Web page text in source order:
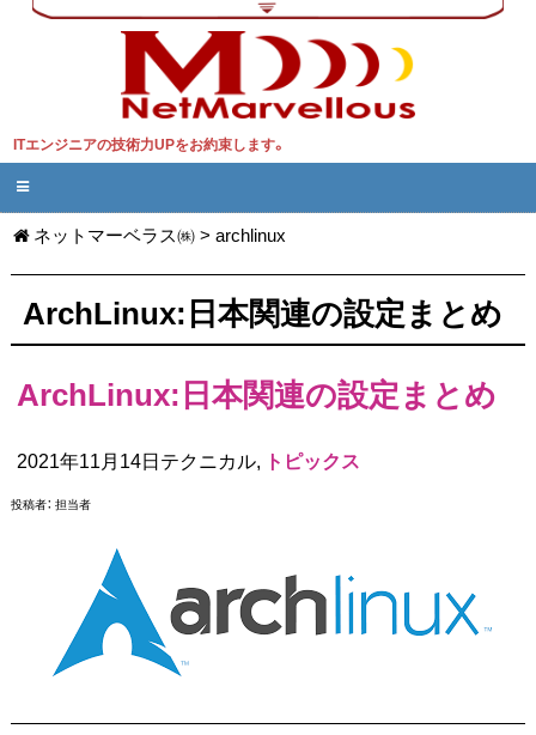
ITエンジニアの技術力UPをお約束します。
ネットマーベラス㈱> archlinux
ArchLinux:日本関連の設定まとめ
ArchLinux:日本関連の設定まとめ
2021年11月14日テクニカル, トピックス
投稿者： 担当者